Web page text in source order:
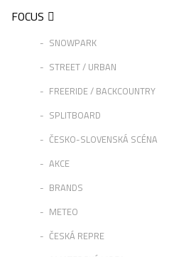
FOCUS
SNOWPARK
STREET / URBAN
FREERIDE / BACKCOUNTRY
SPLITBOARD
ČESKO-SLOVENSKÁ SCÉNA
AKCE
BRANDS
METEO
ČESKÁ REPRE